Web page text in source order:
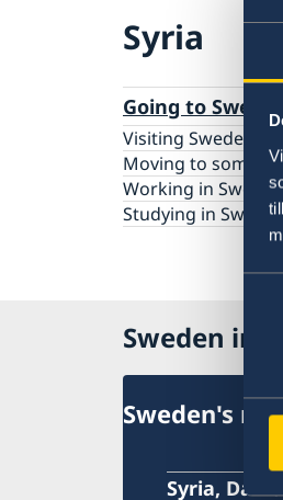
Syria
Going to
Visiting Sweden
Moving to
Working in Sweden
Studying in Sweden
Sweden in
Sweden's
Syria,